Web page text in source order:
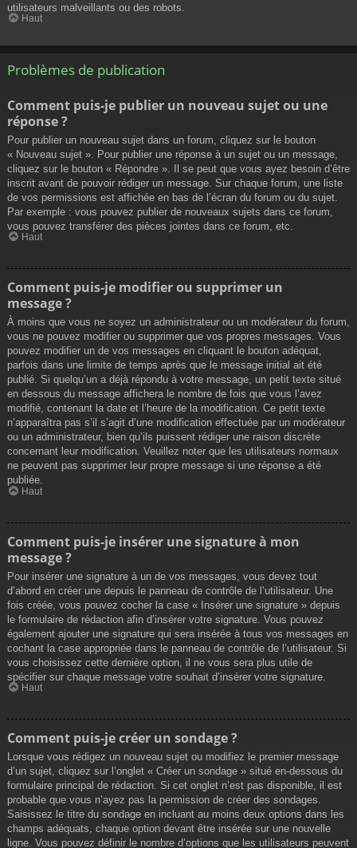
utilisateurs malveillants ou des robots.
Haut
Problèmes de publication
Comment puis-je publier un nouveau sujet ou une
réponse ?
Pour publier un nouveau sujet dans un forum, cliquez sur le bouton
« Nouveau sujet ». Pour publier une réponse à un sujet ou un message,
cliquez sur le bouton « Répondre ». Il se peut que vous ayez besoin d’être
inscrit avant de pouvoir rédiger un message. Sur chaque forum, une liste
de vos permissions est affichée en bas de l’écran du forum ou du sujet.
Par exemple : vous pouvez publier de nouveaux sujets dans ce forum,
vous pouvez transférer des pièces jointes dans ce forum, etc.
Haut
Comment puis-je modifier ou supprimer un
message ?
À moins que vous ne soyez un administrateur ou un modérateur du forum,
vous ne pouvez modifier ou supprimer que vos propres messages. Vous
pouvez modifier un de vos messages en cliquant le bouton adéquat,
parfois dans une limite de temps après que le message initial ait été
publié. Si quelqu’un a déjà répondu à votre message, un petit texte situé
en dessous du message affichera le nombre de fois que vous l’avez
modifié, contenant la date et l’heure de la modification. Ce petit texte
n’apparaîtra pas s’il s’agit d’une modification effectuée par un modérateur
ou un administrateur, bien qu’ils puissent rédiger une raison discrète
concernant leur modification. Veuillez noter que les utilisateurs normaux
ne peuvent pas supprimer leur propre message si une réponse a été
publiée.
Haut
Comment puis-je insérer une signature à mon
message ?
Pour insérer une signature à un de vos messages, vous devez tout
d’abord en créer une depuis le panneau de contrôle de l’utilisateur. Une
fois créée, vous pouvez cocher la case « Insérer une signature » depuis
le formulaire de rédaction afin d’insérer votre signature. Vous pouvez
également ajouter une signature qui sera insérée à tous vos messages en
cochant la case appropriée dans le panneau de contrôle de l’utilisateur. Si
vous choisissez cette dernière option, il ne vous sera plus utile de
spécifier sur chaque message votre souhait d’insérer votre signature.
Haut
Comment puis-je créer un sondage ?
Lorsque vous rédigez un nouveau sujet ou modifiez le premier message
d’un sujet, cliquez sur l’onglet « Créer un sondage » situé en-dessous du
formulaire principal de rédaction. Si cet onglet n’est pas disponible, il est
probable que vous n’ayez pas la permission de créer des sondages.
Saisissez le titre du sondage en incluant au moins deux options dans les
champs adéquats, chaque option devant être insérée sur une nouvelle
ligne. Vous pouvez définir le nombre d’options que les utilisateurs peuvent